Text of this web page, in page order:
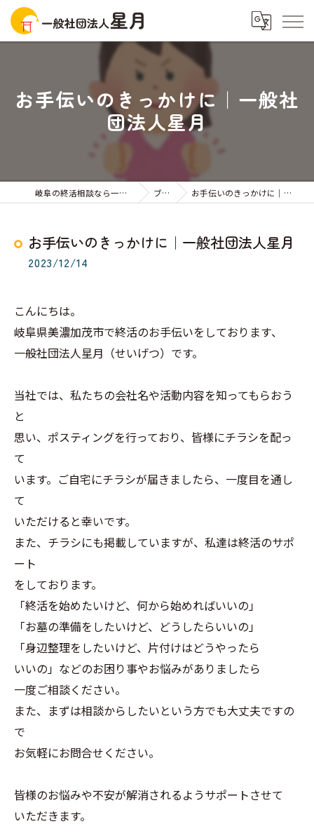
お手伝いのきっかけに｜一般社
団法人星月
岐阜の終活相談なら一般社団法人星月 ブログ お手伝いのきっかけに｜一般社団法人星月
お手伝いのきっかけに｜一般社団法人星月
2023/12/14
こんにちは。
岐阜県美濃加茂市で終活のお手伝いをしております、
一般社団法人星月（せいげつ）です。
当社では、私たちの会社名や活動内容を知ってもらおう
と
思い、ポスティングを行っており、皆様にチラシを配っ
て
います。ご自宅にチラシが届きましたら、一度目を通し
て
いただけると幸いです。
また、チラシにも掲載していますが、私達は終活のサポ
ート
をしております。
「終活を始めたいけど、何から始めればいいの」
「お墓の準備をしたいけど、どうしたらいいの」
「身辺整理をしたいけど、片付けはどうやったら
いいの」などのお困り事やお悩みがありましたら
一度ご相談ください。
また、まずは相談からしたいという方でも大丈夫ですの
で
お気軽にお問合せください。
皆様のお悩みや不安が解消されるようサポートさせて
いただきます。